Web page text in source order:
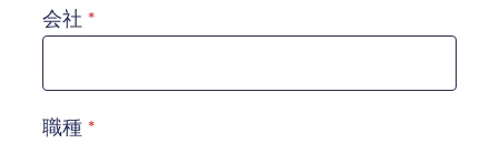
会社
職種